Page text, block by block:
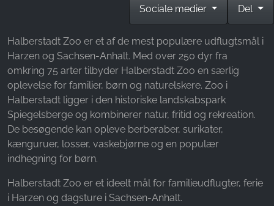
Del
Sociale medier
Halberstadt Zoo er et af de mest populære udflugtsmål i
Harzen og Sachsen-Anhalt. Med over 250 dyr fra
omkring 75 arter tilbyder Halberstadt Zoo en særlig
oplevelse for familier, børn og naturelskere. Zoo i
Halberstadt ligger i den historiske landskabspark
Spiegelsberge og kombinerer natur, fritid og rekreation.
De besøgende kan opleve berberaber, surikater,
kænguruer, losser, vaskebjørne og en populær
indhegning for børn.
Halberstadt Zoo er et ideelt mål for familieudflugter, ferie
i Harzen og dagsture i Sachsen-Anhalt.
_fbp, fr, _fbq, fbq
Provider:
Facebook Ireland Ltd.
Purpose:
Måling af reklamer og markedsføring
Cookie duration: